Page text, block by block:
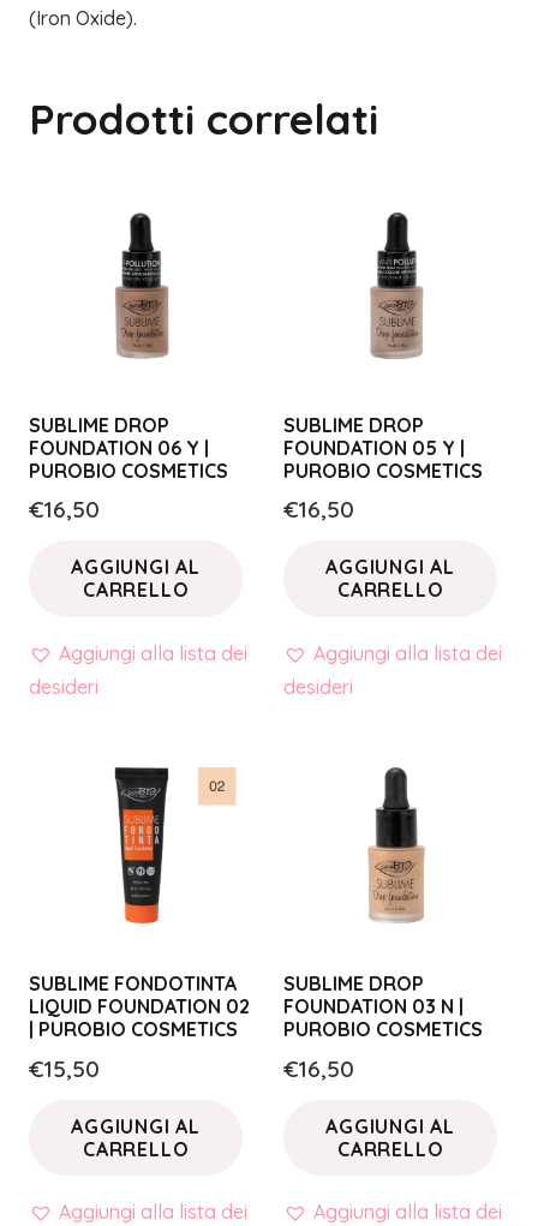
(Iron Oxide).
Prodotti correlati
SUBLIME DROP
FOUNDATION 06 Y |
PUROBIO COSMETICS
€16,50
AGGIUNGI AL
CARRELLO
Aggiungi alla lista dei
desideri
SUBLIME DROP
FOUNDATION 05 Y |
PUROBIO COSMETICS
€16,50
AGGIUNGI AL
CARRELLO
Aggiungi alla lista dei
desideri
SUBLIME FONDOTINTA
LIQUID FOUNDATION 02
| PUROBIO COSMETICS
€15,50
AGGIUNGI AL
CARRELLO
Aggiungi alla lista dei
SUBLIME DROP
FOUNDATION 03 N |
PUROBIO COSMETICS
€16,50
AGGIUNGI AL
CARRELLO
Aggiungi alla lista dei